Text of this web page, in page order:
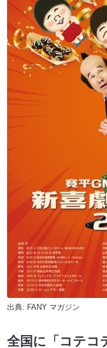
出典: FANY マガジン
全国に「コテコ